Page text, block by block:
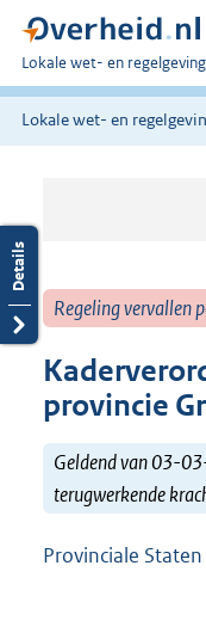
U
bent
hier:
Lokale wet- en regelgeving
Lokale wet- en
Regeling
provincie
Geldend van 03-
terugwerkende
Provinciale